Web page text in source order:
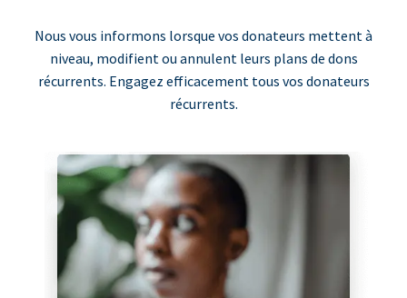
Nous vous informons lorsque vos donateurs mettent à
niveau, modifient ou annulent leurs plans de dons
récurrents. Engagez efficacement tous vos donateurs
récurrents.